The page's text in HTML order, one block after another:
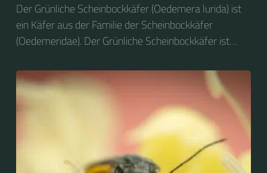
Der Grünliche Scheinbockkäfer (Oedemera lurida) ist
ein Käfer aus der Familie der Scheinbockkäfer
(Oedemeridae). Der Grünliche Scheinbockkäfer ist
Scheinbockkäfer (Oedemera nobilis).